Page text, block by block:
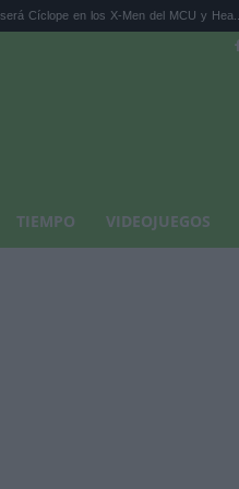
X-Men del MCU y Hea... Rosalía
TIEMPO VIDEOJUEGOS